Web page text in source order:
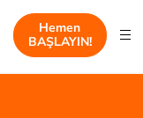
Hemen
BAŞLAYIN!